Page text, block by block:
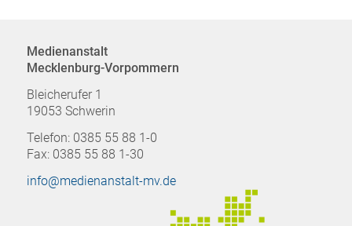
Medienanstalt
Mecklenburg-Vorpommern
Bleicherufer 1
19053 Schwerin
Telefon: 0385 55 88 1-0
Fax: 0385 55 88 1-30
info@medienanstalt-mv.de